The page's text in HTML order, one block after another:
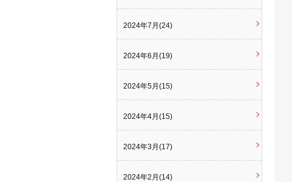
2024年7月(24)
2024年6月(19)
2024年5月(15)
2024年4月(15)
2024年3月(17)
2024年2月(14)